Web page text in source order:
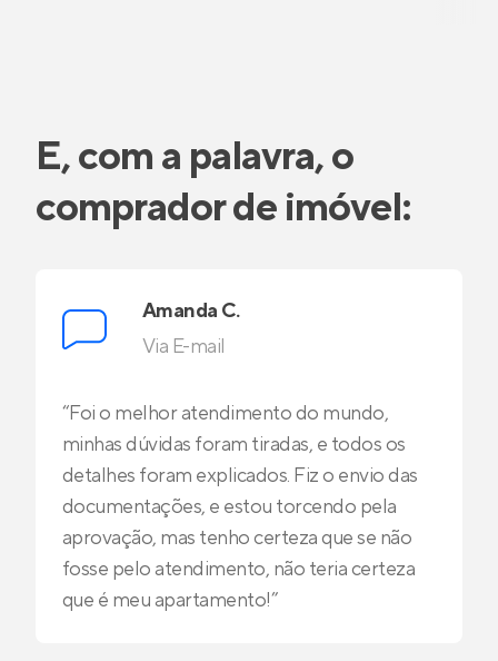
E, com a palavra, o
comprador de imóvel:
Amanda C.
Via E-mail
“Foi o melhor atendimento do mundo,
minhas dúvidas foram tiradas, e todos os
detalhes foram explicados. Fiz o envio das
documentações, e estou torcendo pela
aprovação, mas tenho certeza que se não
fosse pelo atendimento, não teria certeza
que é meu apartamento!”